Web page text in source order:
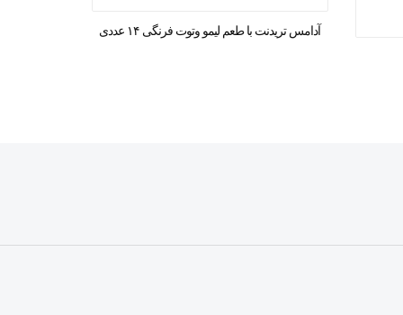
آدامس تریدنت با طعم لیمو وتوت فرنگی ۱۴ عددی